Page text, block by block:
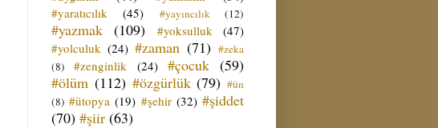
#yaratıcılık
(45) #yayıncılık (12)
#yazmak (109) #yoksulluk
(47)
#yolculuk (24) #zaman (71) #zeka
(8)
#zenginlik (24) #çocuk (59)
#ölüm (112) #özgürlük (79) #ün
(8) #ütopya (19) #şehir (32) #şiddet
(70) #şiir (63)